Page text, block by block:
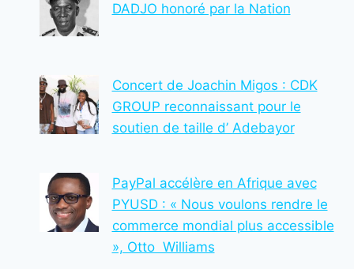
DADJO honoré par la Nation
Concert de Joachin Migos : CDK
GROUP reconnaissant pour le
soutien de taille d’ Adebayor
PayPal accélère en Afrique avec
PYUSD : « Nous voulons rendre le
commerce mondial plus accessible
», Otto Williams